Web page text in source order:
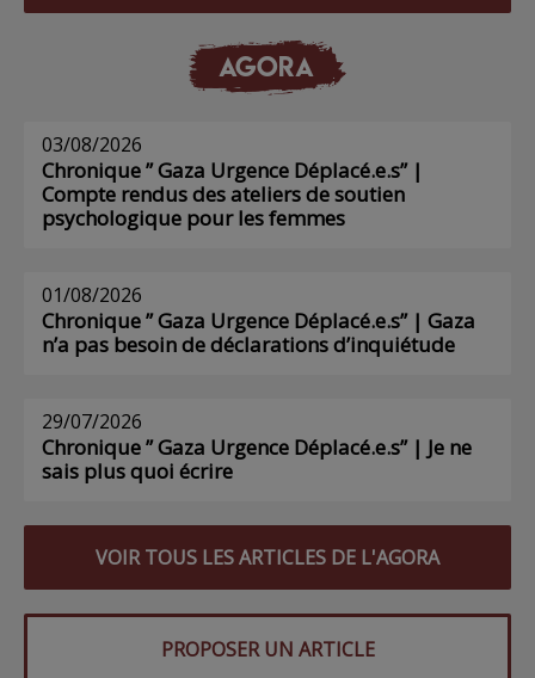
AGORA
03/08/2026
Chronique ” Gaza Urgence Déplacé.e.s” |
Compte rendus des ateliers de soutien
psychologique pour les femmes
01/08/2026
Chronique ” Gaza Urgence Déplacé.e.s” | Gaza
n’a pas besoin de déclarations d’inquiétude
29/07/2026
Chronique ” Gaza Urgence Déplacé.e.s” | Je ne
sais plus quoi écrire
VOIR TOUS LES ARTICLES DE L'AGORA
PROPOSER UN ARTICLE